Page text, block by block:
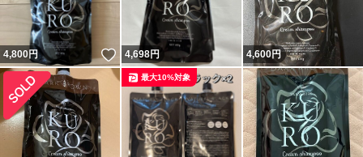
4,800円 いいね！
4,698円 4,600円
最大10%対象